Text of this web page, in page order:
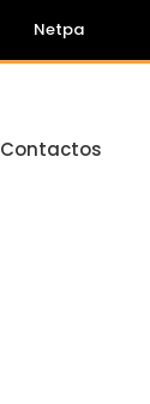
Netpa
Contactos